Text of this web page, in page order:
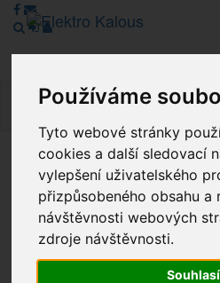
Používáme
Tyto webové stránky
cookies a další sledovací
vylepšení uživatelského
přizpůsobeného obsahu a
návštěvnosti webových
zdroje návštěvnosti.
Vážení zákazníci, v tuto chvíli je
režimu Katalogu. Objednávky on-
Děkujeme za pochopení.